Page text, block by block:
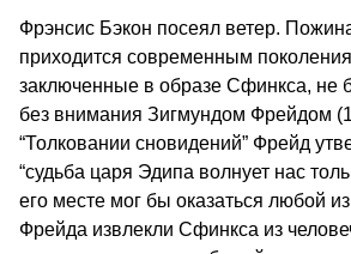
Фрэнсис Бэкон посеял ветер.
приходится современным
заключенные в образе Сфинкса, не
без внимания Зигмундом Фрейдом
“Толковании сновидений” Фрейд
“судьба царя Эдипа волнует нас
его месте мог бы оказаться любой
Фрейда извлекли Сфинкса из